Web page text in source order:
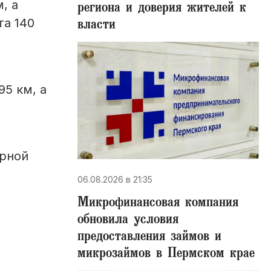
а
140
км, а
региона и доверия жителей к
власти
06.08.2026 в 21:35
Микрофинансовая компания
обновила условия
предоставления займов и
микрозаймов в Пермском крае